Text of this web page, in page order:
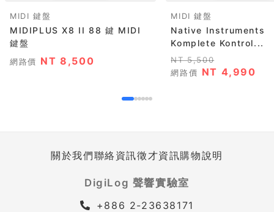
MIDI 鍵盤
MIDIPLUS X8 II 88 鍵 MIDI
鍵盤
網路價 NT 8,500
MIDI 鍵盤
Native Instruments
Komplete Kontrol...
NT 5,500
網路價 NT 4,990
關於我們聯絡資訊徵才資訊購物說明
DigiLog 聲響實驗室
+886 2-23638171